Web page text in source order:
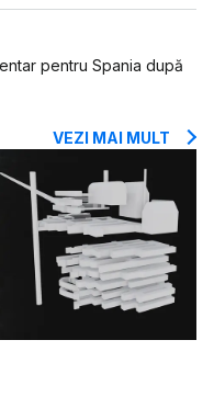
pentru Spania după
VEZI MAI MULT